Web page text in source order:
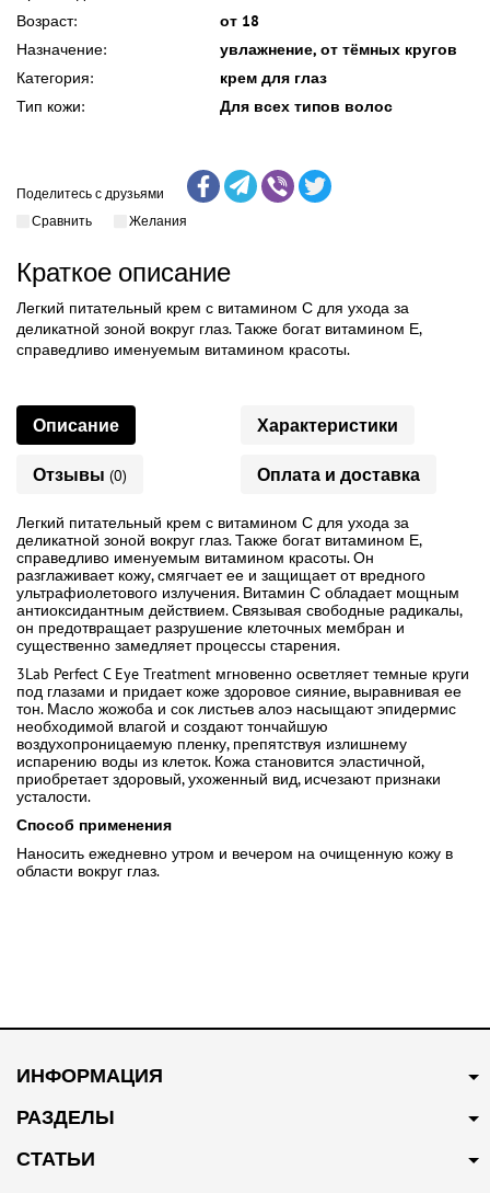
Возраст:
от 18
Назначение:
увлажнение, от тёмных кругов
Категория:
крем для глаз
Тип кожи:
Для всех типов волос
Поделитесь с друзьями
Сравнить
Желания
Краткое описание
Легкий питательный крем с витамином С для ухода за
деликатной зоной вокруг глаз. Также богат витамином Е,
справедливо именуемым витамином красоты.
Описание Характеристики
Отзывы (0) Оплата и доставка
Легкий питательный крем с витамином С для ухода за
деликатной зоной вокруг глаз. Также богат витамином Е,
справедливо именуемым витамином красоты. Он
разглаживает кожу, смягчает ее и защищает от вредного
ультрафиолетового излучения. Витамин С обладает мощным
антиоксидантным действием. Связывая свободные радикалы,
он предотвращает разрушение клеточных мембран и
существенно замедляет процессы старения.
3Lab Perfect C Eye Treatment мгновенно осветляет темные круги
под глазами и придает коже здоровое сияние, выравнивая ее
тон. Масло жожоба и сок листьев алоэ насыщают эпидермис
необходимой влагой и создают тончайшую
воздухопроницаемую пленку, препятствуя излишнему
испарению воды из клеток. Кожа становится эластичной,
приобретает здоровый, ухоженный вид, исчезают признаки
усталости.
Способ применения
Наносить ежедневно утром и вечером на очищенную кожу в
области вокруг глаз.
ИНФОРМАЦИЯ
РАЗДЕЛЫ
СТАТЬИ